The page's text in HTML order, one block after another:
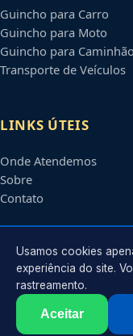
Guincho para Carro
Guincho para Moto
Guincho para Caminhão
Transporte de Veículos
LINKS ÚTEIS
Onde Atendemos
Sobre
Contato
CONTATO
Atendimento em
2026 Olinda
Usamos cookies
experiência do site.
rastreamento.
Aceitar